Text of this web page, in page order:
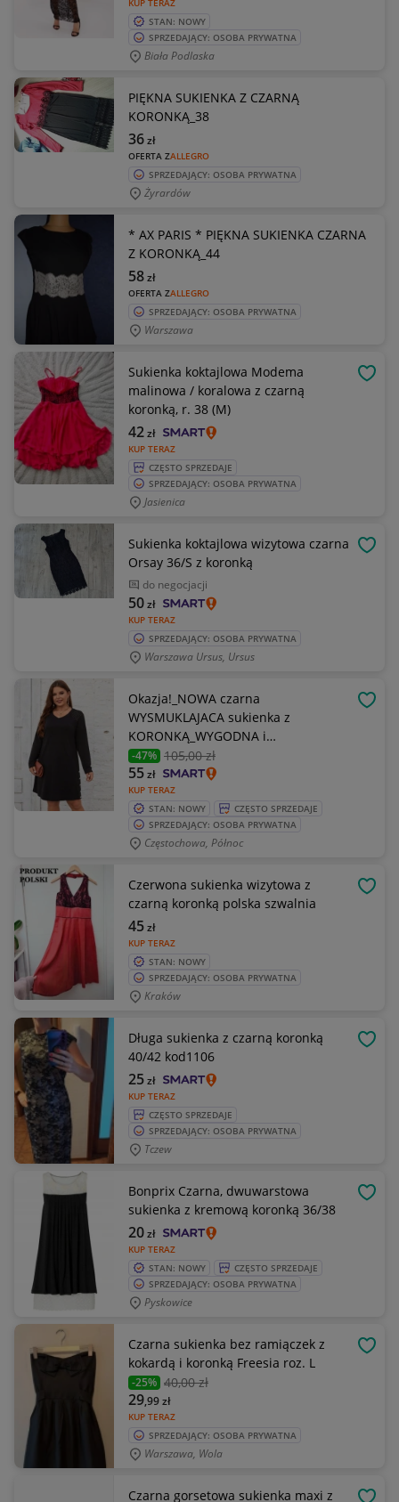
KUP TERAZ
STAN: NOWY
SPRZEDAJĄCY: OSOBA PRYWATNA
Biała Podlaska
PIĘKNA SUKIENKA Z CZARNĄ
KORONKĄ_38
OFERTA ZALLEGRO
36zł
SPRZEDAJĄCY: OSOBA PRYWATNA
Żyrardów
* AX PARIS * PIĘKNA SUKIENKA CZARNA
Z KORONKĄ_44
OFERTA ZALLEGRO
58zł
SPRZEDAJĄCY: OSOBA PRYWATNA
Warszawa
Sukienka koktajlowa Modema
malinowa / koralowa z czarną
koronką, r. 38 (M)
KUP TERAZ
42zł
CZĘSTO SPRZEDAJE
SPRZEDAJĄCY: OSOBA PRYWATNA
Jasienica
Sukienka koktajlowa wizytowa czarna
Orsay 36/S z koronką
do negocjacji
KUP TERAZ
50zł
SPRZEDAJĄCY: OSOBA PRYWATNA
Warszawa Ursus, Ursus
Okazja!_NOWA czarna
WYSMUKLAJACA sukienka z
KORONKĄ_WYGODNA i
stylowa_44/46
-47% 105,00 zł
KUP TERAZ
55zł
STAN: NOWY
CZĘSTO SPRZEDAJE
SPRZEDAJĄCY: OSOBA PRYWATNA
Częstochowa, Północ
Czerwona sukienka wizytowa z
czarną koronką polska szwalnia
KUP TERAZ
45zł
STAN: NOWY
SPRZEDAJĄCY: OSOBA PRYWATNA
Kraków
Długa sukienka z czarną koronką
40/42 kod1106
KUP TERAZ
25zł
CZĘSTO SPRZEDAJE
SPRZEDAJĄCY: OSOBA PRYWATNA
Tczew
Bonprix Czarna, dwuwarstowa
sukienka z kremową koronką 36/38
KUP TERAZ
20zł
STAN: NOWY
CZĘSTO SPRZEDAJE
SPRZEDAJĄCY: OSOBA PRYWATNA
Pyskowice
Czarna sukienka bez ramiączek z
kokardą i koronką Freesia roz. L
-25% 40,00 zł
KUP TERAZ
29,99zł
SPRZEDAJĄCY: OSOBA PRYWATNA
Warszawa, Wola
Czarna gorsetowa sukienka maxi z